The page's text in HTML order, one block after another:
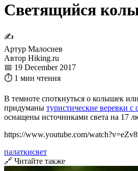
Светящийся
✍
Артур Малосиев
Автор Hiking.ru
📅 19 December 2017
⏱ 1 мин чтения
В темноте споткнуться о колышек
придуманы туристические веревки с
оснащены источниками света на 17
https://www.youtube.com/
палаткисвет
🔗 Читайте также